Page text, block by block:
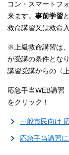
コン・スマートフ
来ます。 事前学習
救命講習又は救命
※上級救命講習は
が受講の条件とな
講習受講からの〈
応急手当WEB講習
をクリック！
一般市民向け
応急手当講習